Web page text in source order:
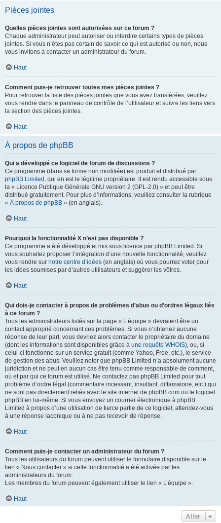
Pièces jointes
Quelles pièces jointes sont autorisées sur ce forum ?
Chaque administrateur peut autoriser ou interdire certains types de pièces
jointes. Si vous n’êtes pas certain de savoir ce qui est autorisé ou non, nous
vous invitons à contacter un administrateur du forum.
Haut
Comment puis-je retrouver toutes mes pièces jointes ?
Pour retrouver la liste des pièces jointes que vous avez transférées, veuillez
vous rendre dans le panneau de contrôle de l’utilisateur et suivre les liens vers
la section des pièces jointes.
Haut
À propos de phpBB
Qui a développé ce logiciel de forum de discussions ?
Ce programme (dans sa forme non modifiée) est produit et distribué par
phpBB Limited , qui en est le légitime propriétaire. Il est rendu accessible sous
la « Licence Publique Générale GNU version 2 (GPL-2.0) » et peut être
distribué gratuitement. Pour plus d’informations, veuillez consulter la rubrique
« À propos de phpBB » (en anglais).
Haut
Pourquoi la fonctionnalité X n’est pas disponible ?
Ce programme a été développé et mis sous licence par phpBB Limited. Si
vous souhaitez proposer l’intégration d’une nouvelle fonctionnalité, veuillez
vous rendre sur notre centre d’idées (en anglais) où vous pourrez voter pour
les idées soumises par d’autres utilisateurs et suggérer les vôtres.
Haut
Qui dois-je contacter à propos de problèmes d’abus ou d’ordres légaux liés
à ce forum ?
Tous les administrateurs listés sur la page « L’équipe » devraient être un
contact approprié concernant ces problèmes. Si vous n’obtenez aucune
réponse de leur part, vous devriez alors contacter le propriétaire du domaine
(dont les informations sont disponibles grâce à une requête WHOIS), ou, si
celui-ci fonctionne sur un service gratuit (comme Yahoo, Free, etc.), le service
de gestion des abus. Veuillez noter que phpBB Limited n’a absolument aucune
juridiction et ne peut en aucun cas être tenu comme responsable de comment,
où et par qui ce forum est utilisé. Ne contactez pas phpBB Limited pour tout
problème d’ordre légal (commentaire incessant, insultant, diffamatoire, etc.) qui
ne sont pas directement reliés avec le site internet de phpBB.com ou le logiciel
phpBB en lui-même. Si vous envoyez un courrier électronique à phpBB
Limited à propos d’une utilisation de tierce partie de ce logiciel, attendez-vous
à une réponse laconique ou à ne pas recevoir de réponse.
Haut
Comment puis-je contacter un administrateur du forum ?
Tous les utilisateurs du forum peuvent utiliser le formulaire disponible sur le
lien « Nous contacter » si cette fonctionnalité a été activée par les
administrateurs du forum.
Les membres du forum peuvent également utiliser le lien « L’équipe ».
Haut
Aller